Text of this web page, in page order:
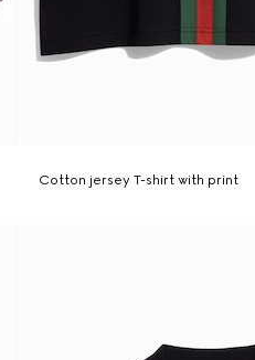
Cotton jersey T-shirt with print